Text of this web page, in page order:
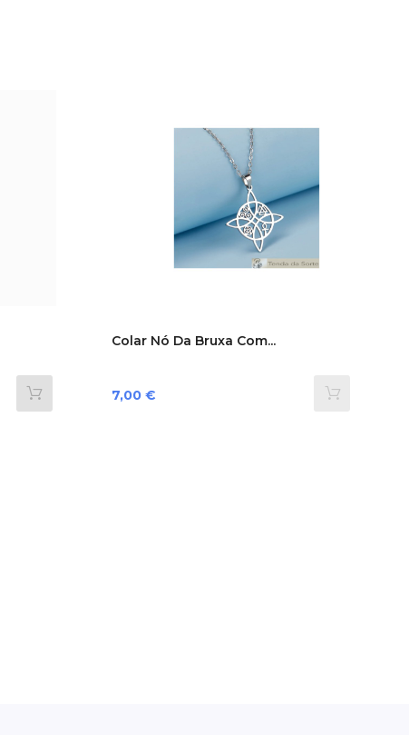
Colar Nó Da Bruxa Com...
Preço
7,00 €